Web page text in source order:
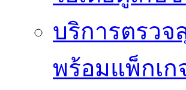
บริการตรวจ
พร้อมแพ็กเก